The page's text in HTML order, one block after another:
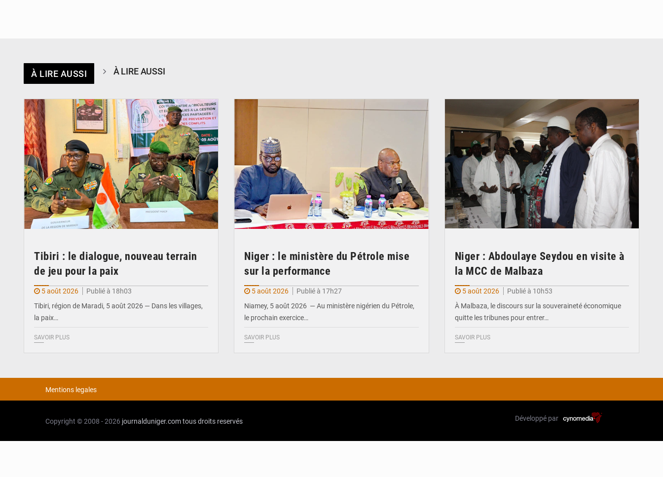
À LIRE AUSSI À LIRE AUSSI
Tibiri : le dialogue, nouveau terrain
de jeu pour la paix
5 août 2026
Publié à 18h03
Tibiri, région de Maradi, 5 août 2026 — Dans les villages,
la paix…
SAVOIR PLUS
Niger : le ministère du Pétrole mise
sur la performance
5 août 2026
Publié à 17h27
Niamey, 5 août 2026 — Au ministère nigérien du Pétrole,
le prochain exercice…
SAVOIR PLUS
Niger : Abdoulaye Seydou en visite à
la MCC de Malbaza
5 août 2026
Publié à 10h53
À Malbaza, le discours sur la souveraineté économique
quitte les tribunes pour entrer…
SAVOIR PLUS
Mentions legales
Copyright © 2008 - 2026 journalduniger.comtous droits reservés Développé par